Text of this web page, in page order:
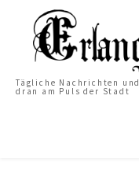
Tägliche Nachrichten
dran am Puls der Stadt